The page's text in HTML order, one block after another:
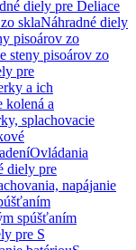
diely pre Deliace
sklaNáhradné diely
pisoárov zo
steny pisoárov zo
pre
a ich
kolená a
splachovacie
Ovládania
diely pre
napájanie
spúšťaním
pre S